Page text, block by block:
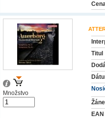
Titul
EAN
Množstvo